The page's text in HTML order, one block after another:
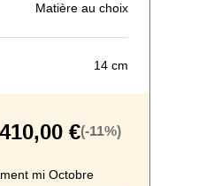
Matière au choix
14 cm
€(-11%)
mi Octobre